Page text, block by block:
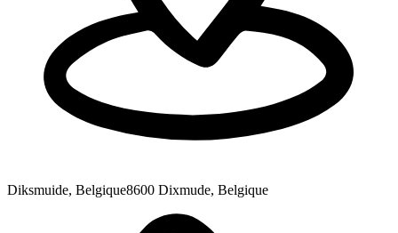
Diksmuide, Belgique8600 Dixmude, Belgique